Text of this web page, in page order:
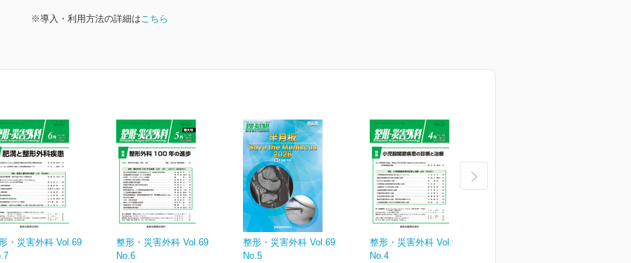
※導入・利用方法の詳細はこちら
・災害外科 Vol.69
整形・災害外科 Vol.69
No.6
整形・災害外科 Vol.69
No.5
整形・災害外科 Vol.69
No.4